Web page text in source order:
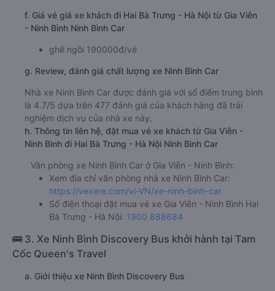
f. Giá vé giá xe khách đi Hai Bà Trưng - Hà Nội từ Gia Viễn
- Ninh Bình Ninh Bình Car
ghế ngồi 190000đ/vé
g. Review, đánh giá chất lượng xe Ninh Bình Car
Nhà xe Ninh Bình Car được đánh giá với số điểm trung bình
là 4.7/5 dựa trên 477 đánh giá của khách hàng đã trải
nghiệm dịch vụ của nhà xe này.
h. Thông tin liên hệ, đặt mua vé xe khách từ Gia Viễn -
Ninh Bình đi Hai Bà Trưng - Hà Nội Ninh Bình Car
Văn phòng xe Ninh Bình Car ở Gia Viễn - Ninh Bình:
Xem địa chỉ văn phòng nhà xe Ninh Bình Car:
https://vexere.com/vi-VN/xe-ninh-binh-car
Số điện thoại đặt mua vé xe Gia Viễn - Ninh Bình Hai
Bà Trưng - Hà Nội: 1900 888684
🚌 3. Xe Ninh Bình Discovery Bus khởi hành tại Tam
Cốc Queen's Travel
a. Giới thiệu xe Ninh Bình Discovery Bus